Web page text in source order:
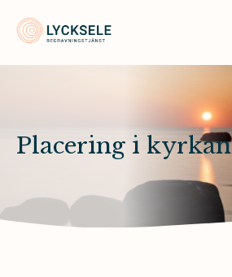
Placering i kyrkan